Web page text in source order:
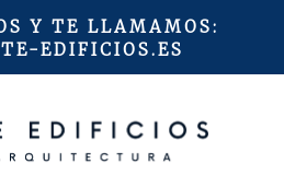
Y TE LLAMAMOS:
EDIFICIOS.ES